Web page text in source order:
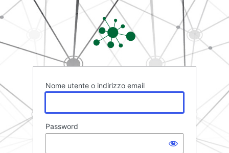
Accedi
Rete FAD
Nome utente o indirizzo email
Password